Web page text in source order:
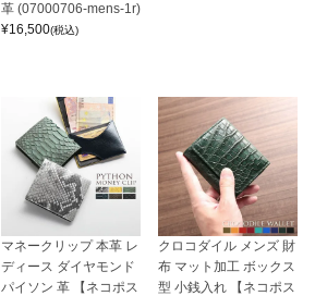
革 (07000706-mens-1r)
¥16,500(税込)
マネークリップ 本革 レ
ディース ダイヤモンド
パイソン 革 【ネコポス
クロコダイル メンズ 財
布 マット加工 ボックス
型 小銭入れ 【ネコポス